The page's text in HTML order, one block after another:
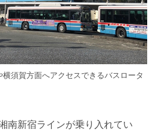
須賀方面へアクセスできるバスロータ
南新宿ラインが乗り入れてい